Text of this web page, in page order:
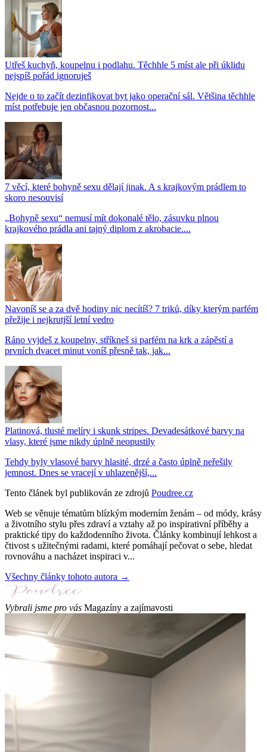
Utřeš kuchyň, koupelnu i podlahu. Těchhle 5 míst ale při úklidu
nejspíš pořád ignoruješ
Nejde o to začít dezinfikovat byt jako operační sál. Většina těchhle
míst potřebuje jen občasnou pozornost...
7 věcí, které bohyně sexu dělají jinak. A s krajkovým prádlem to
skoro nesouvisí
„Bohyně sexu“ nemusí mít dokonalé tělo, zásuvku plnou
krajkového prádla ani tajný diplom z akrobacie....
Navoníš se a za dvě hodiny nic necítíš? 7 triků, díky kterým parfém
přežije i nejkrutjší letní vedro
Ráno vyjdeš z koupelny, stříkneš si parfém na krk a zápěstí a
prvních dvacet minut voníš přesně tak, jak...
Platinová, tlusté melíry i skunk stripes. Devadesátkové barvy na
vlasy, které jsme nikdy úplně neopustily
Tehdy byly vlasové barvy hlasité, drzé a často úplně neřešily
jemnost. Dnes se vracejí v uhlazenější,...
Tento článek byl publikován ze zdrojů Poudree.cz
Web se věnuje tématům blízkým moderním ženám – od módy, krásy
a životního stylu přes zdraví a vztahy až po inspirativní příběhy a
praktické tipy do každodenního života. Články kombinují lehkost a
čtivost s užitečnými radami, které pomáhají pečovat o sebe, hledat
rovnováhu a nacházet inspiraci v...
Všechny články tohoto autora →
Vybrali jsme pro vás Magazíny a zajímavosti